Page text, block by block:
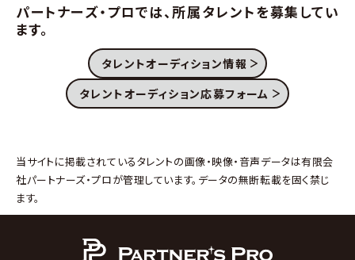
パートナーズ・プロでは、 所属タレントを募集してい
ます。
タレントオーディション情報
タレントオーディション応募フォーム
当サイトに掲載されているタレントの画像・映像・音声データは有限会
社パートナーズ・プロが管理しています。データの無断転載を固く禁じ
ます。